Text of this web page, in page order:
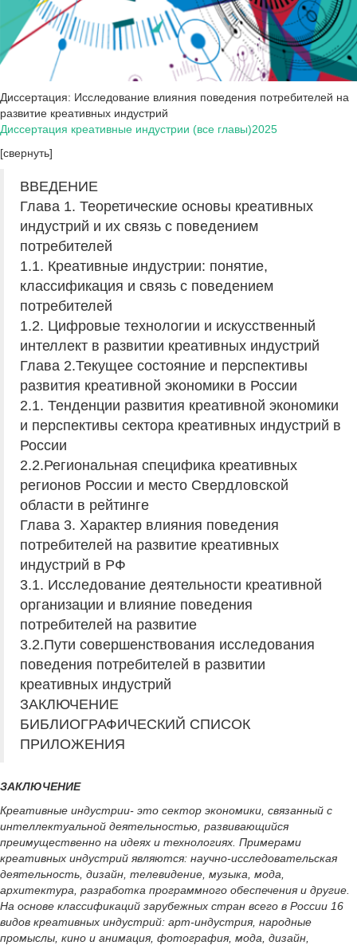
Диссертация: Исследование влияния поведения потребителей на
развитие креативных индустрий
Диссертация креативные индустрии (все главы)2025
[свернуть]
ВВЕДЕНИЕ
Глава 1. Теоретические основы креативных
индустрий и их связь с поведением
потребителей
1.1. Креативные индустрии: понятие,
классификация и связь с поведением
потребителей
1.2. Цифровые технологии и искусственный
интеллект в развитии креативных индустрий
Глава 2.Текущее состояние и перспективы
развития креативной экономики в России
2.1. Тенденции развития креативной экономики
и перспективы сектора креативных индустрий в
России
2.2.Региональная специфика креативных
регионов России и место Свердловской
области в рейтинге
Глава 3. Характер влияния поведения
потребителей на развитие креативных
индустрий в РФ
3.1. Исследование деятельности креативной
организации и влияние поведения
потребителей на развитие
3.2.Пути совершенствования исследования
поведения потребителей в развитии
креативных индустрий
ЗАКЛЮЧЕНИЕ
БИБЛИОГРАФИЧЕСКИЙ СПИСОК
ПРИЛОЖЕНИЯ
ЗАКЛЮЧЕНИЕ
Креативные индустрии- это сектор экономики, связанный с
интеллектуальной деятельностью, развивающийся
преимущественно на идеях и технологиях. Примерами
креативных индустрий являются: научно-исследовательская
деятельность, дизайн, телевидение, музыка, мода,
архитектура, разработка программного обеспечения и другие.
На основе классификаций зарубежных стран всего в России 16
видов креативных индустрий: арт-индустрия, народные
промыслы, кино и анимация, фотография, мода, дизайн,